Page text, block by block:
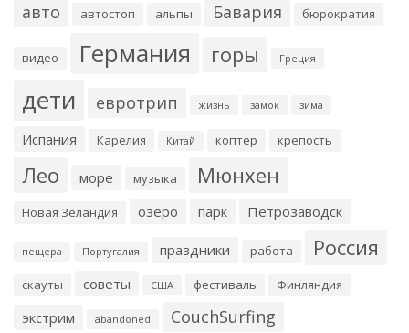
авто автостоп альпы Бавария бюрократия
видео Германия горы Греция
дети евротрип жизнь замок зима
Испания Карелия Китай коптер крепость
Лео море музыка Мюнхен
Новая Зеландия озеро парк Петрозаводск
пещера Португалия праздники работа Россия
скауты советы США фестиваль Финляндия
экстрим abandoned CouchSurfing